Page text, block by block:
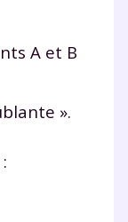
A et B
».